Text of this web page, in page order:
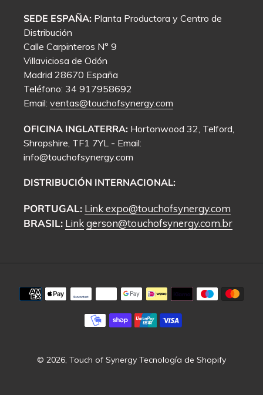
SEDE ESPAÑA: Planta Productora y Centro de
Distribución
Calle Carpinteros N° 9
Villaviciosa de Odón
Madrid 28670 España
Teléfono: 34 917958692
Email: ventas@touchofsynergy.com
OFICINA INGLATERRA: Hortonwood 32, Telford,
Shropshire, TF1 7YL - Email:
info@touchofsynergy.com
DISTRIBUCIÓN INTERNACIONAL:
PORTUGAL: Linkexpo@touchofsynergy.com
BRASIL: Linkgerson@touchofsynergy.com.br
Métodos
de
pago
© 2026, Touch of Synergy Tecnología de Shopify